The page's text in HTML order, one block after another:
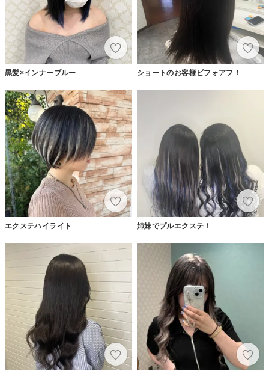
黒髪×インナーブルー ショートのお客様ビフォアフ！
エクステハイライト 姉妹でプルエクステ！